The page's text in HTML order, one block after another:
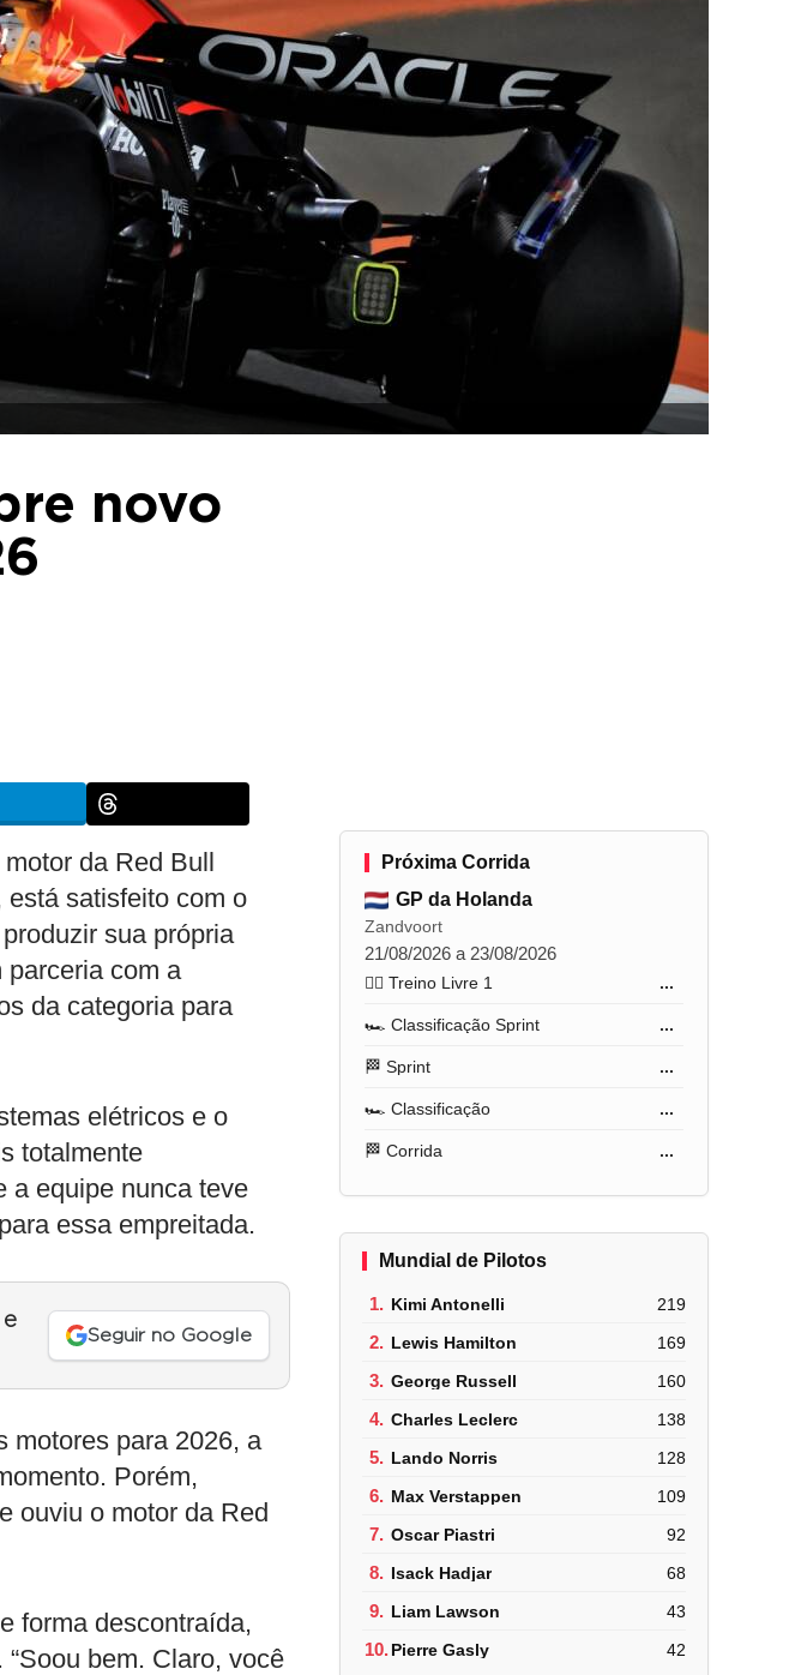
novo
da Red Bull
está satisfeito com o
sua própria
parceria com a
da categoria para
elétricos e o
totalmente
a equipe nunca teve
essa empreitada.
e
Seguir no Google
motores para 2026, a
Porém,
ouviu o motor da Red
forma descontraída,
bem. Claro, você
Próxima Corrida
GP da Holanda
Zandvoort
21/08/2026 a 23/08/2026
🏋️‍♂️ Treino Livre 1 ...
🏎️ Classificação Sprint ...
🏁 Sprint ...
🏎️ Classificação ...
🏁 Corrida ...
Mundial de Pilotos
1. Kimi Antonelli 219
2. Lewis Hamilton 169
3. George Russell 160
4. Charles Leclerc 138
5. Lando Norris 128
6. Max Verstappen 109
7. Oscar Piastri 92
8. Isack Hadjar 68
9. Liam Lawson 43
10.Pierre Gasly 42